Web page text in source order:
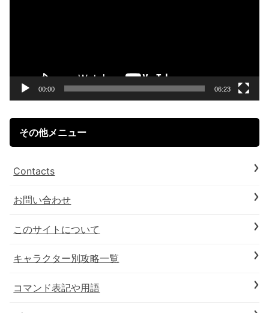
00:00 06:23
その他メニュー
Contacts
お問い合わせ
このサイトについて
キャラクター別攻略一覧
コマンド表記や用語